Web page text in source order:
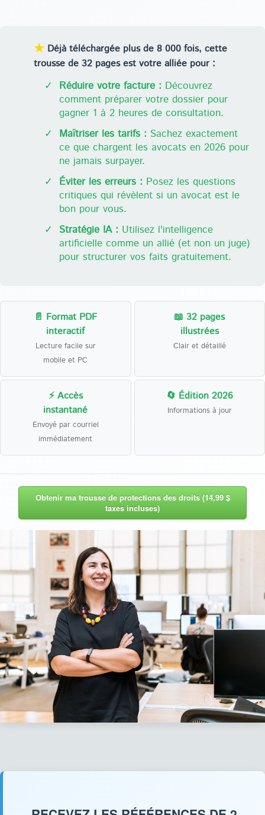
★ Déjà téléchargée plus de 8 000 fois, cette
trousse de 32 pages est votre alliée pour :
✓ Réduire votre facture : Découvrez
comment préparer votre dossier pour
gagner 1 à 2 heures de consultation.
✓ Maîtriser les tarifs : Sachez exactement
ce que chargent les avocats en 2026 pour
ne jamais surpayer.
✓ Éviter les erreurs : Posez les questions
critiques qui révèlent si un avocat est le
bon pour vous.
✓ Stratégie IA : Utilisez l'intelligence
artificielle comme un allié (et non un juge)
pour structurer vos faits gratuitement.
📄 Format PDF
interactif
Lecture facile sur
mobile et PC
📖 32 pages
illustrées
Clair et détaillé
⚡ Accès
instantané
Envoyé par courriel
immédiatement
🔄 Édition 2026
Informations à jour
Obtenir ma trousse de protections des droits (14,99 $
taxes incluses)